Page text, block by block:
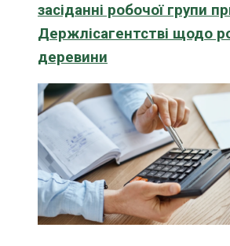
засіданні робочої групи
Держлісагентстві щодо
деревини